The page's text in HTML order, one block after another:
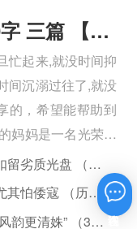
妈妈忙碌的一天作文600字 三篇 【600字】
忙起来,就没时间抑
间沉溺过往了,就没
的，希望能帮助到
妈妈是一名光荣的
守卫扣留劣质光盘 （5字常言）
内心尤其怕倭寇 （历法用语一卷帘）
“此花风韵更清姝” （3字手机品牌）